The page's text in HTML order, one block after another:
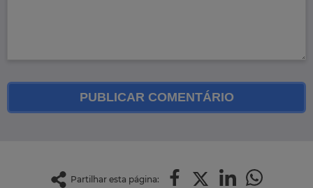
PUBLICAR COMENTÁRIO
Partilhar esta página: